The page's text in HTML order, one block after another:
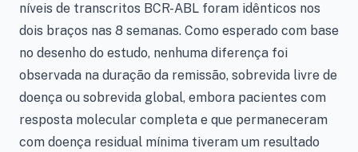
níveis de transcritos BCR-ABL foram idênticos nos
dois braços nas 8 semanas. Como esperado com base
no desenho do estudo, nenhuma diferença foi
observada na duração da remissão, sobrevida livre de
doença ou sobrevida global, embora pacientes com
resposta molecular completa e que permaneceram
com doença residual mínima tiveram um resultado